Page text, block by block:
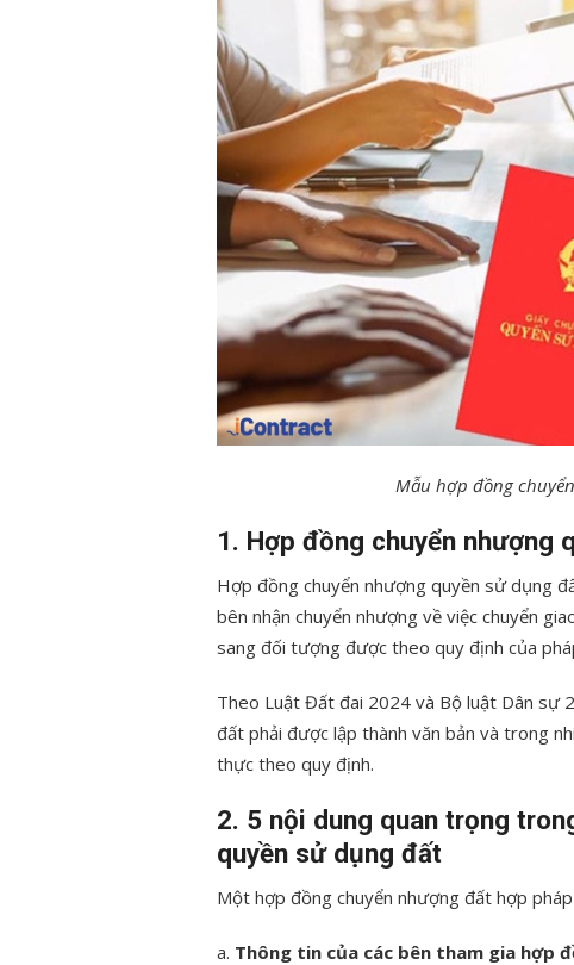
Mẫu hợp đồng
1. Hợp đồng chuyển nhượng
Hợp đồng chuyển nhượng quyền sử dụng
bên nhận chuyển nhượng về việc chuyển
sang đối tượng được theo quy định của
Theo Luật Đất đai 2024 và Bộ luật Dân sự
đất phải được lập thành văn bản và trong
thực theo quy định.
2. 5 nội dung quan trọng
quyền sử dụng đất
Một hợp đồng chuyển nhượng đất hợp
a. Thông tin của các bên tham gia hợp